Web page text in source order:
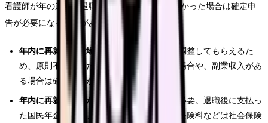
看護師が年の途中で退職し、年内に再就職しなかった場合は確定申
告が必要になることがあります。
年内に再就職した場合：
新しい職場で年末調整してもらえるた
め、原則不要。ただし退職金を受け取った場合や、副業収入があ
る場合は確定申告が必要
年内に再就職しなかった場合： 確定申告が必要。退職後に支払っ
た国民年金保険料、国民健康保険料、生命保険料などは社会保険